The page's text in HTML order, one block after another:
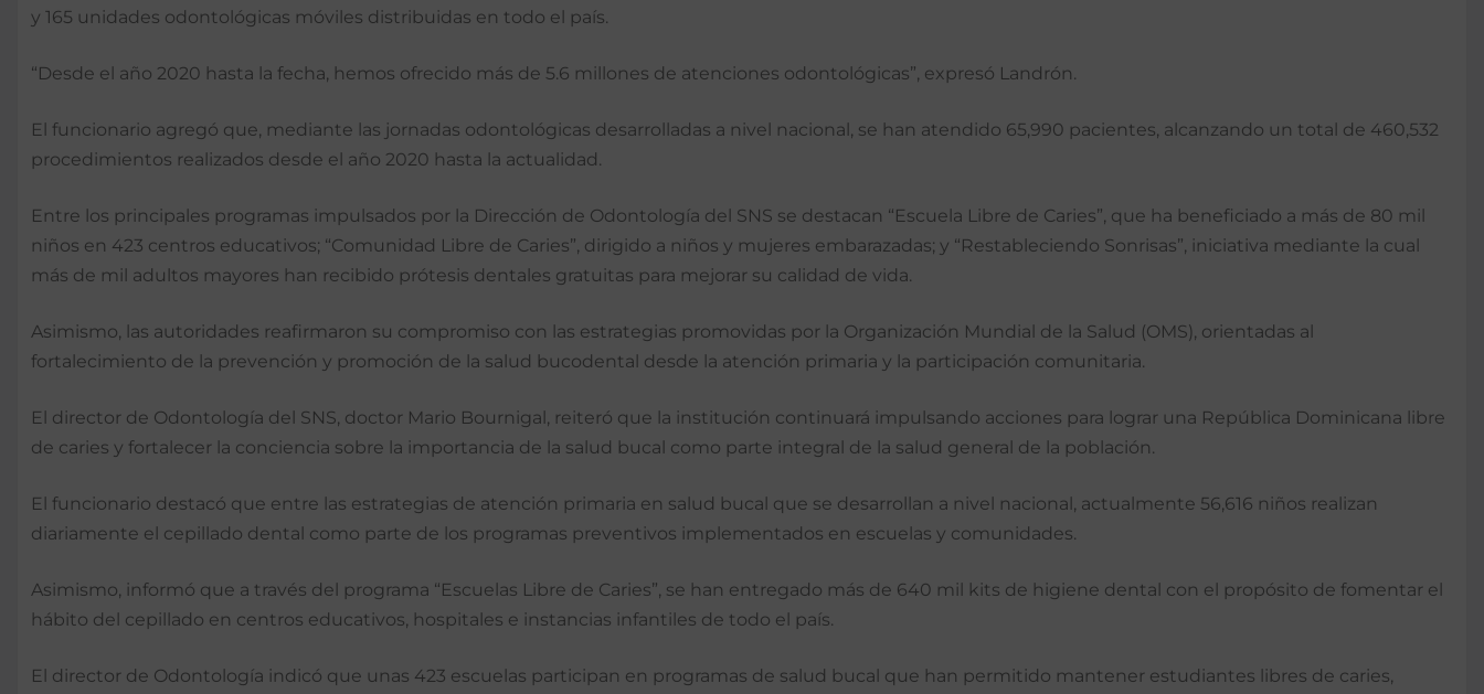
y 165 unidades odontológicas móviles distribuidas en todo el país.
“Desde el año 2020 hasta la fecha, hemos ofrecido más de 5.6 millones de atenciones odontológicas”, expresó Landrón.
El funcionario agregó que, mediante las jornadas odontológicas desarrolladas a nivel nacional, se han atendido 65,990 pacientes, alcanzando un total de 460,532
procedimientos realizados desde el año 2020 hasta la actualidad.
Entre los principales programas impulsados por la Dirección de Odontología del SNS se destacan “Escuela Libre de Caries”, que ha beneficiado a más de 80 mil
niños en 423 centros educativos; “Comunidad Libre de Caries”, dirigido a niños y mujeres embarazadas; y “Restableciendo Sonrisas”, iniciativa mediante la cual
más de mil adultos mayores han recibido prótesis dentales gratuitas para mejorar su calidad de vida.
Asimismo, las autoridades reafirmaron su compromiso con las estrategias promovidas por la Organización Mundial de la Salud (OMS), orientadas al
fortalecimiento de la prevención y promoción de la salud bucodental desde la atención primaria y la participación comunitaria.
El director de Odontología del SNS, doctor Mario Bournigal, reiteró que la institución continuará impulsando acciones para lograr una República Dominicana libre
de caries y fortalecer la conciencia sobre la importancia de la salud bucal como parte integral de la salud general de la población.
El funcionario destacó que entre las estrategias de atención primaria en salud bucal que se desarrollan a nivel nacional, actualmente 56,616 niños realizan
diariamente el cepillado dental como parte de los programas preventivos implementados en escuelas y comunidades.
Asimismo, informó que a través del programa “Escuelas Libre de Caries”, se han entregado más de 640 mil kits de higiene dental con el propósito de fomentar el
hábito del cepillado en centros educativos, hospitales e instancias infantiles de todo el país.
El director de Odontología indicó que unas 423 escuelas participan en programas de salud bucal que han permitido mantener estudiantes libres de caries,